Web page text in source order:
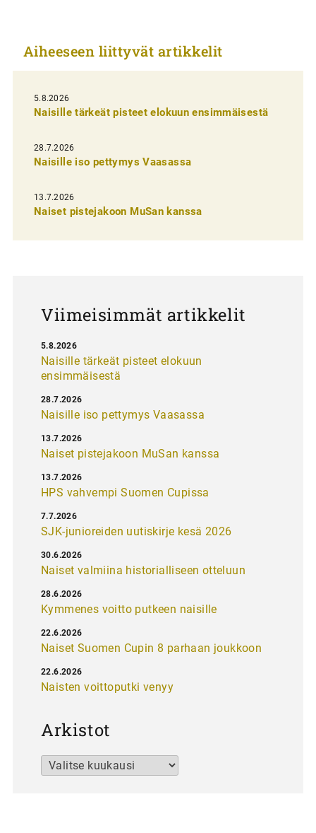
k
e
l
i
e
n
e
Aiheeseen liittyvät artikkelit
5.8.2026
Naisille tärkeät pisteet elokuun ensimmäisestä
28.7.2026
Naisille iso pettymys Vaasassa
13.7.2026
Naiset pistejakoon MuSan kanssa
Viimeisimmät artikkelit
Naisille tärkeät pisteet elokuun
ensimmäisestä
5.8.2026
Naisille iso pettymys Vaasassa
28.7.2026
Naiset pistejakoon MuSan kanssa
13.7.2026
HPS vahvempi Suomen Cupissa
13.7.2026
SJK-junioreiden uutiskirje kesä 2026
7.7.2026
Naiset valmiina historialliseen otteluun
30.6.2026
Kymmenes voitto putkeen naisille
28.6.2026
Naiset Suomen Cupin 8 parhaan joukkoon
22.6.2026
Naisten voittoputki venyy
22.6.2026
Arkistot
Arkistot